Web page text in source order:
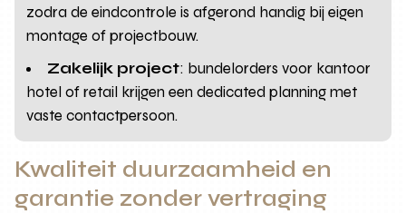
zodra de eindcontrole is afgerond handig bij eigen
montage of projectbouw.
Zakelijk project: bundelorders voor kantoor
hotel of retail krijgen een dedicated planning met
vaste contactpersoon.
Kwaliteit duurzaamheid en
garantie zonder vertraging